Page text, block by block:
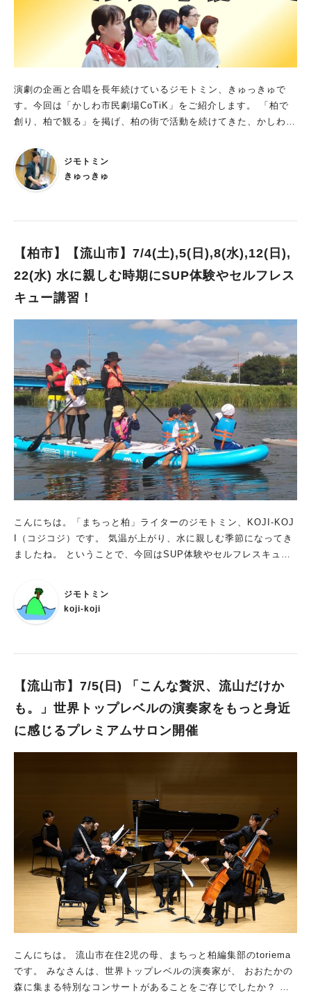
演劇の企画と合唱を長年続けているジモトミン、きゅっきゅで
す。今回は「かしわ市民劇場CoTiK」をご紹介します。 「柏で
創り、柏で観る」を掲げ、柏の街で活動を続けてきた、かしわ市
で19年目を迎えます。 7/4(土)・7/5(日)にアミュゼ柏1階プラザ
での夏公演を控えた、代表の伊藤さんにお話を伺いました。 ※
トップ画像はかしわ市民劇場CoTiKより提供
ジモトミン
きゅっきゅ
【柏市】【流山市】7/4(土),5(日),8(水),12(日),
22(水) 水に親しむ時期にSUP体験やセルフレス
キュー講習！
こんにちは。「まちっと柏」ライターのジモトミン、KOJI-KOJ
I（コジコジ）です。 気温が上がり、水に親しむ季節になってき
ましたね。 ということで、今回はSUP体験やセルフレスキュー
ジモトミン
koji-koji
【流山市】7/5(日) 「こんな贅沢、流山だけか
も。」世界トップレベルの演奏家をもっと身近
に感じるプレミアムサロン開催
こんにちは。 流山市在住2児の母、まちっと柏編集部のtoriema
です。 みなさんは、世界トップレベルの演奏家が、 おおたかの
森に集まる特別なコンサートがあることをご存じでしたか？ わ